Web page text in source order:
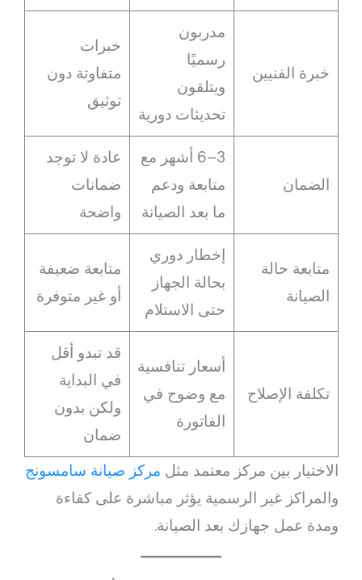
خبرة الفنيين
مدربون
رسميًا
ويتلقون
تحديثات دورية
خبرات
متفاوتة دون
توثيق
الضمان
3–6 أشهر مع
متابعة ودعم
ما بعد الصيانة
عادة لا توجد
ضمانات
واضحة
متابعة حالة
الصيانة
إخطار دوري
بحالة الجهاز
حتى الاستلام
متابعة ضعيفة
أو غير متوفرة
تكلفة الإصلاح
أسعار تنافسية
مع وضوح في
الفاتورة
قد تبدو أقل
في البداية
ولكن بدون
ضمان
الاختيار بين مركز معتمد مثل مركز صيانة سامسونج
والمراكز غير الرسمية يؤثر مباشرة على كفاءة
ومدة عمل جهازك بعد الصيانة.